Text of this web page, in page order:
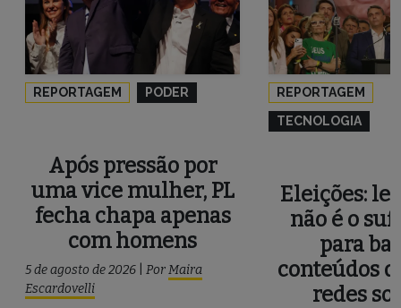
REPORTAGEM PODER
Após pressão por
uma vice mulher, PL
fecha chapa apenas
com homens
5 de agosto de 2026 PorMaira
Escardovelli
REPORTAGEM
TECNOLOGIA
Eleições:
não é o
para
conteúdos
redes